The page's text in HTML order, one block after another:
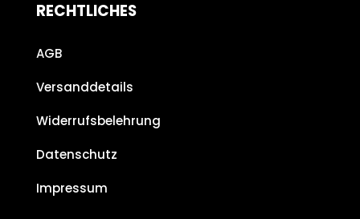
RECHTLICHES
AGB
Versanddetails
Widerrufsbelehrung
Datenschutz
Impressum